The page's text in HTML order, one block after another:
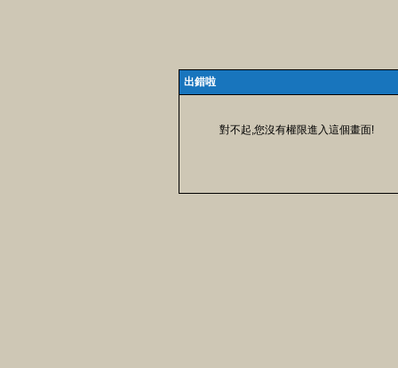
出錯啦
對不起,您沒有權限進入這個畫面!